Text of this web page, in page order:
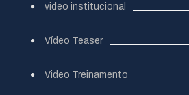
video institucional
Vídeo Teaser
Video Treinamento